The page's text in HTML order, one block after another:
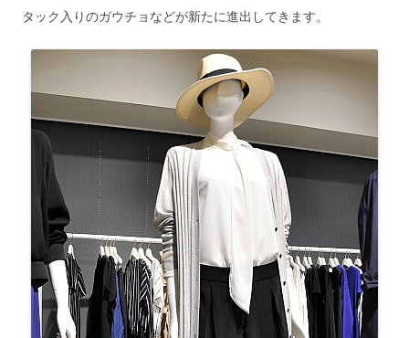
タック入りのガウチョなどが新たに進出してきます。